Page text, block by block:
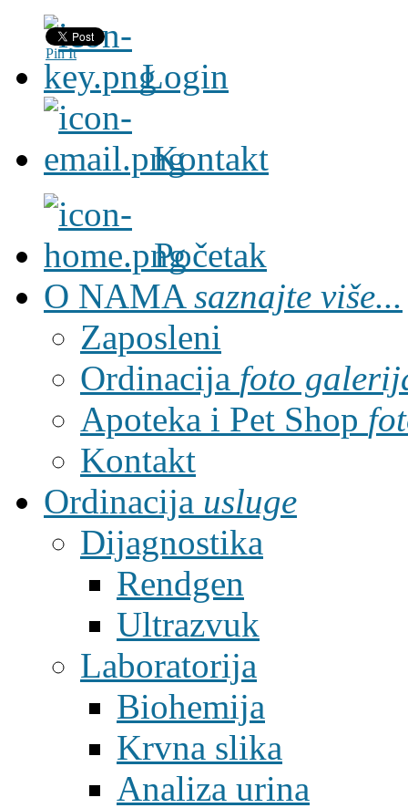
Login
Kontakt
Početak
O NAMA saznajte više...
Zaposleni
Ordinacija foto
Apoteka i Pet Shop
Kontakt
Ordinacija usluge
Dijagnostika
Rendgen
Ultrazvuk
Laboratorija
Biohemija
Krvna slika
Analiza urina
Pin It